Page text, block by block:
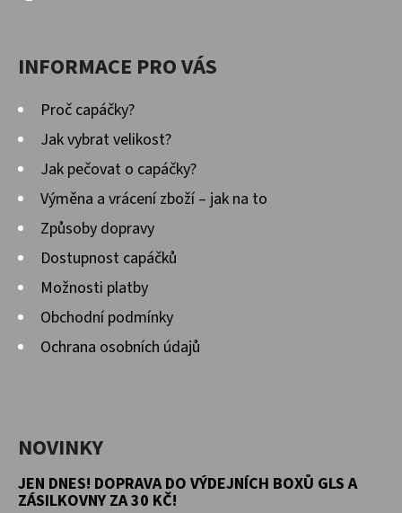
INFORMACE PRO VÁS
Proč capáčky?
Jak vybrat velikost?
Jak pečovat o capáčky?
Výměna a vrácení zboží – jak na to
Způsoby dopravy
Dostupnost capáčků
Možnosti platby
Obchodní podmínky
Ochrana osobních údajů
NOVINKY
JEN DNES! DOPRAVA DO VÝDEJNÍCH BOXŮ GLS A
ZÁSILKOVNY ZA 30 KČ!